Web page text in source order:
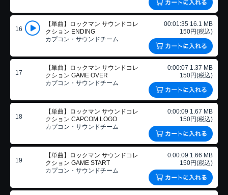
16
【単曲】ロックマン サウンドコレ
クション ENDING
カプコン・サウンドチーム
00:01:35 16.1 MB
150円(税込)
17
【単曲】ロックマン サウンドコレ
クション GAME OVER
カプコン・サウンドチーム
0:00:07 1.37 MB
150円(税込)
18
【単曲】ロックマン サウンドコレ
クション CAPCOM LOGO
カプコン・サウンドチーム
0:00:09 1.67 MB
150円(税込)
19
【単曲】ロックマン サウンドコレ
クション GAME START
カプコン・サウンドチーム
0:00:09 1.66 MB
150円(税込)